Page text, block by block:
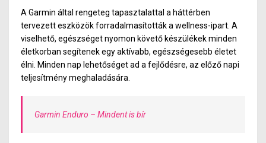
A Garmin által rengeteg tapasztalattal a háttérben
tervezett eszközök forradalmasították a wellness-ipart. A
viselhető, egészséget nyomon követő készülékek minden
életkorban segítenek egy aktívabb, egészségesebb életet
élni. Minden nap lehetőséget ad a fejlődésre, az előző napi
teljesítmény meghaladására.
Garmin Enduro – Mindent is bír